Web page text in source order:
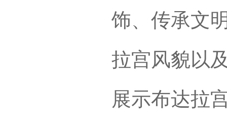
饰、传承文
拉宫风貌以
展示布达拉